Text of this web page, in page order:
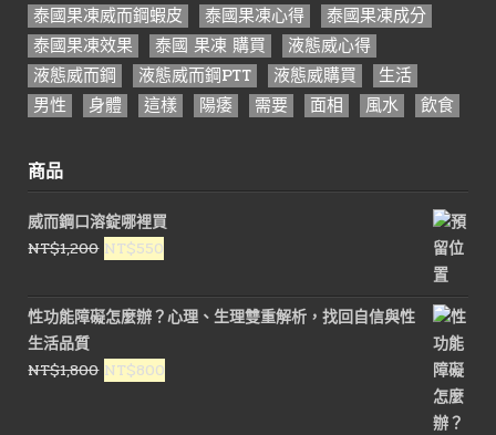
泰國果凍威而鋼蝦皮
泰國果凍心得
泰國果凍成分
泰國果凍效果
泰國 果凍 購買
液態威心得
液態威而鋼
液態威而鋼PTT 液態威購買
生活
男性
身體 這樣 陽痿 需要 面相 風水 飲食
商品
威而鋼口溶錠哪裡買
NT$1,200 原
價
格：
NT$1,200。
NT$550
價
格：
NT$550。
性功能障礙怎麼辦？心理、生理雙重解析，找回自信與性
生活品質
NT$1,800 原
NT$800